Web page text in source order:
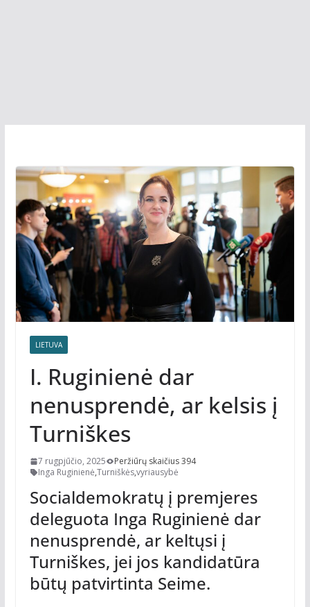
LIETUVA
I. Ruginienė dar
nenusprendė, ar kelsis į
Turniškes
7 rugpjūčio, 2025
Peržiūrų skaičius 394
Inga Ruginienė,Turniškės,vyriausybė
Socialdemokratų į premjeres
deleguota Inga Ruginienė dar
nenusprendė, ar keltųsi į
Turniškes, jei jos kandidatūra
būtų patvirtinta Seime.